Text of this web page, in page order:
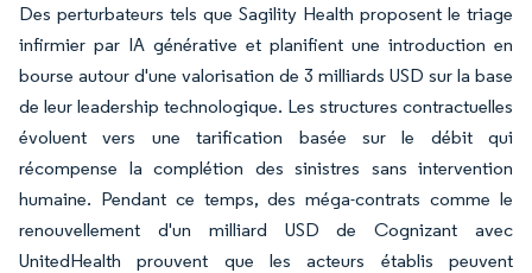
Des perturbateurs tels que Sagility Health proposent le triage
infirmier par IA générative et planifient une introduction en
bourse autour d'une valorisation de 3 milliards USD sur la base
de leur leadership technologique. Les structures contractuelles
évoluent vers une tarification basée sur le débit qui
récompense la complétion des sinistres sans intervention
humaine. Pendant ce temps, des méga-contrats comme le
renouvellement d'un milliard USD de Cognizant avec
UnitedHealth prouvent que les acteurs établis peuvent